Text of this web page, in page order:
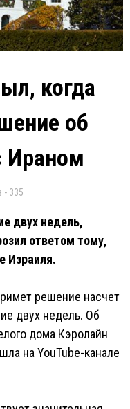
когда
об
Ираном
- 335
двух недель,
ответом тому,
Израиля.
решение насчет
двух недель. Об
дома Кэролайн
на YouTube-канале